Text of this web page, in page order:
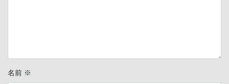
名前 ※